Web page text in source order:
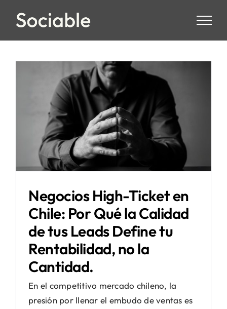
Negocios High-Ticket en
Chile: Por Qué la Calidad
de tus Leads Define tu
Rentabilidad, no la
Cantidad.
En el competitivo mercado chileno, la
presión por llenar el embudo de ventas es